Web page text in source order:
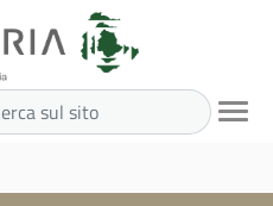
sito